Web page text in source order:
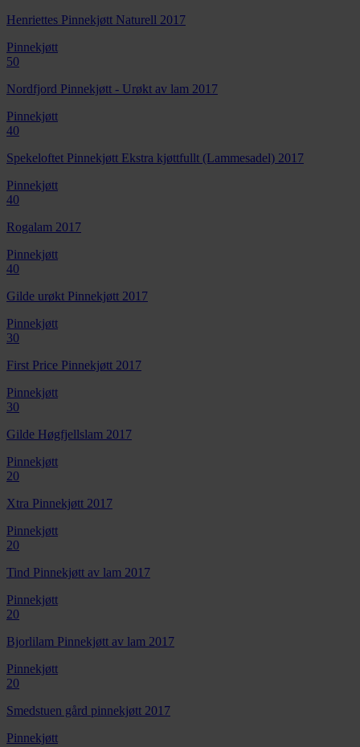
Henriettes Pinnekjøtt Naturell 2017
Pinnekjøtt
50
Nordfjord Pinnekjøtt - Urøkt av lam 2017
Pinnekjøtt
40
Spekeloftet Pinnekjøtt Ekstra kjøttfullt (Lammesadel) 2017
Pinnekjøtt
40
Rogalam 2017
Pinnekjøtt
40
Gilde urøkt Pinnekjøtt 2017
Pinnekjøtt
30
First Price Pinnekjøtt 2017
Pinnekjøtt
30
Gilde Høgfjellslam 2017
Pinnekjøtt
20
Xtra Pinnekjøtt 2017
Pinnekjøtt
20
Tind Pinnekjøtt av lam 2017
Pinnekjøtt
20
Bjorlilam Pinnekjøtt av lam 2017
Pinnekjøtt
20
Smedstuen gård pinnekjøtt 2017
Pinnekjøtt